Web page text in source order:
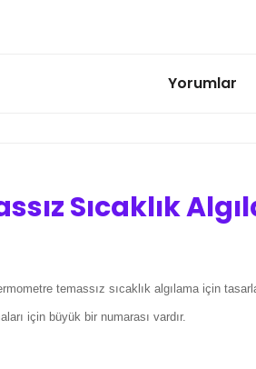
Yorumlar
Sıcaklık
temassız sıcaklık algılama için
için büyük bir numarası vardır.